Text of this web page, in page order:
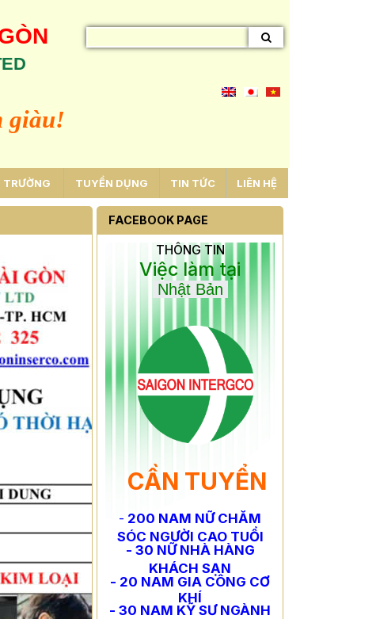
giàu!
TRƯỜNG TUYỂN DỤNG TIN TỨC LIÊN HỆ
FACEBOOK PAGE
THÔNG TIN
Việc làm tại
Nhật Bản
CẦN TUYỂN
- 200 NAM NỮ CHĂM
SÓC NGƯỜI CAO TUỔI
- 30 NỮ NHÀ HÀNG
KHÁCH SẠN
- 20 NAM GIA CÔNG CƠ
KHÍ
- 30 NAM KỸ SƯ NGÀNH